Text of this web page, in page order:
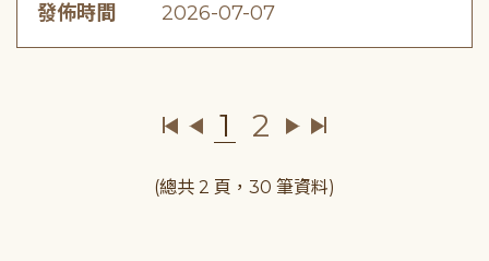
發佈時間 2026-07-07
1 2
(總共 2 頁，30 筆資料)